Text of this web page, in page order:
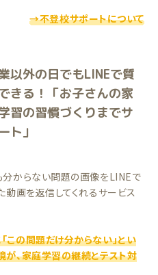
→不登校サポートについて
以外の日でもLINEで質
きる！「お子さんの家
習の習慣づくりまでサ
ト」
分からない問題の画像をLINEで
動画を返信してくれるサービス
この問題だけ分からない」とい
が、家庭学習の継続とテスト対